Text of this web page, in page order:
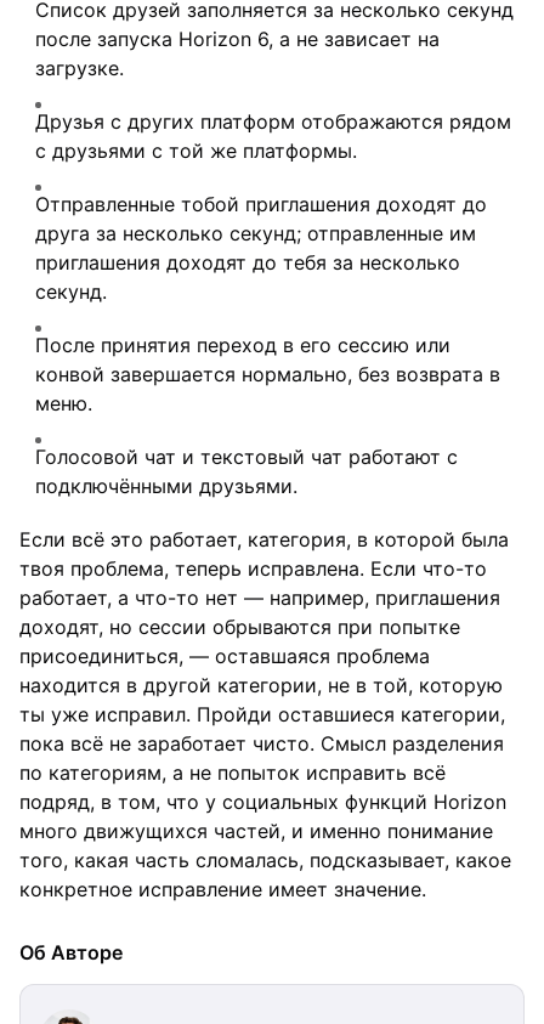
Список друзей заполняется за несколько секунд
после запуска Horizon 6, а не зависает на
загрузке.
Друзья с других платформ отображаются рядом
с друзьями с той же платформы.
Отправленные тобой приглашения доходят до
друга за несколько секунд; отправленные им
приглашения доходят до тебя за несколько
секунд.
После принятия переход в его сессию или
конвой завершается нормально, без возврата в
меню.
Голосовой чат и текстовый чат работают с
подключёнными друзьями.
Если всё это работает, категория, в которой была
твоя проблема, теперь исправлена. Если что-то
работает, а что-то нет — например, приглашения
доходят, но сессии обрываются при попытке
присоединиться, — оставшаяся проблема
находится в другой категории, не в той, которую
ты уже исправил. Пройди оставшиеся категории,
пока всё не заработает чисто. Смысл разделения
по категориям, а не попыток исправить всё
подряд, в том, что у социальных функций Horizon
много движущихся частей, и именно понимание
того, какая часть сломалась, подсказывает, какое
конкретное исправление имеет значение.
Об Авторе